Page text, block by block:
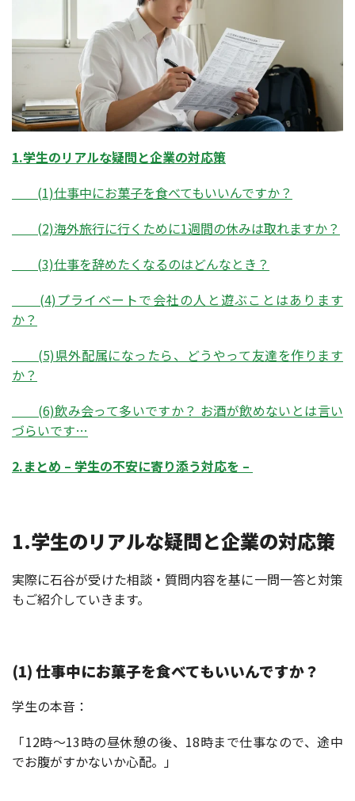
1.学生のリアルな疑問と企業の対応策
(1)仕事中にお菓子を食べてもいいんですか？
(2)海外旅行に行くために1週間の休みは取れますか？
(3)仕事を辞めたくなるのはどんなとき？
(4)プライベートで会社の人と遊ぶことはあります
か？
(5)県外配属になったら、どうやって友達を作ります
か？
(6)飲み会って多いですか？ お酒が飲めないとは言い
づらいです…
2.まとめ – 学生の不安に寄り添う対応を –
1.学生のリアルな疑問と企業の対応策
実際に石谷が受けた相談・質問内容を基に一問一答と対策
もご紹介していきます。
(1) 仕事中にお菓子を食べてもいいんですか？
学生の本音：
「12時～13時の昼休憩の後、18時まで仕事なので、途中
でお腹がすかないか心配。」